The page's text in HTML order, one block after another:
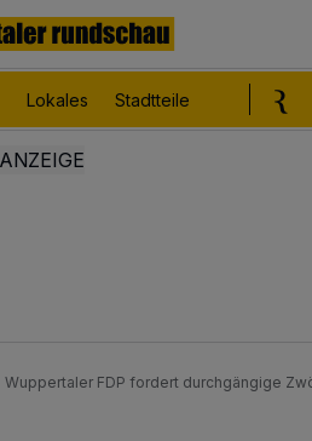
Lokales Stadtteile
Wuppertaler FDP fordert durchgängige